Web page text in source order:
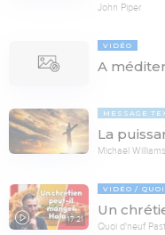
John Piper
VIDÉO
A
MESSAGE
La
Michaël Williams
17:21
VIDÉO
Un
Quoi d'neuf